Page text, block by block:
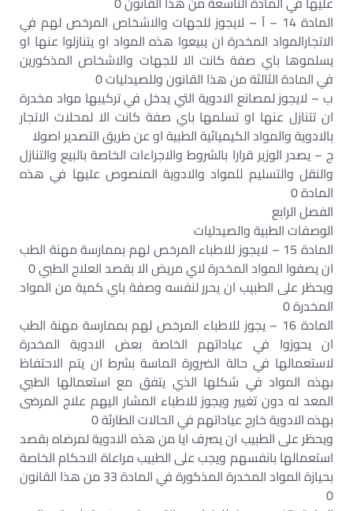
المادة 14 – آ – لايجوز للجهات والاشخاص المرخص لهم في
الاتجارالمواد المخدرة ان يبيعوا هذه المواد او يتنازلوا عنها او
يسلموها باي صفة كانت الا للجهات والاشخاص المذكورين
في المادة الثالثة من هذا القانون وللصيدليات 0
ب – لايجوز لمصانع الادوية التي يدخل في تركيبها مواد مخدرة
ان تتنازل عنها او تسلمها باي صفة كانت الا لمحلات الاتجار
بالادوية والمواد الكيميائية الطبية او عن طريق التصدير اصولا
ج – يصدر الوزير قرارا بالشروط والاجراءات الخاصة بالبيع والتنازل
والنقل والتسليم للمواد والادوية المنصوص عليها في هذه
المادة 0
الفصل الرابع
الوصفات الطبية والصيدليات
المادة 15 – لايجوز للاطباء المرخص لهم بممارسة مهنة الطب
ان يصفوا المواد المخدرة لاي مريض الا بقصد العلاج الطبي 0
ويحظر على الطبيب ان يحرر لنفسه وصفة باي كمية من المواد
المخدرة 0
المادة 16 – يجوز للاطباء المرخص لهم بممارسة مهنة الطب
ان يحوزوا في عياداتهم الخاصة بعض الادوية المخدرة
لاستعمالها في حالة الضرورة الماسة بشرط ان يتم الاحتفاظ
بهذه المواد في شكلها الذي يتفق مع استعمالها الطبي
المعد له دون تغيير ويجوز للاطباء المشار اليهم علاج المرضى
بهذه الادوية خارج عياداتهم في الحالات الطارئة 0
ويحظر على الطبيب ان يصرف ايا من هذه الادوية لمرضاه بقصد
استعمالها بانفسهم ويجب على الطبيب مراعاة الاحكام الخاصة
بحيازة المواد المخدرة المذكورة في المادة 33 من هذا القانون
0